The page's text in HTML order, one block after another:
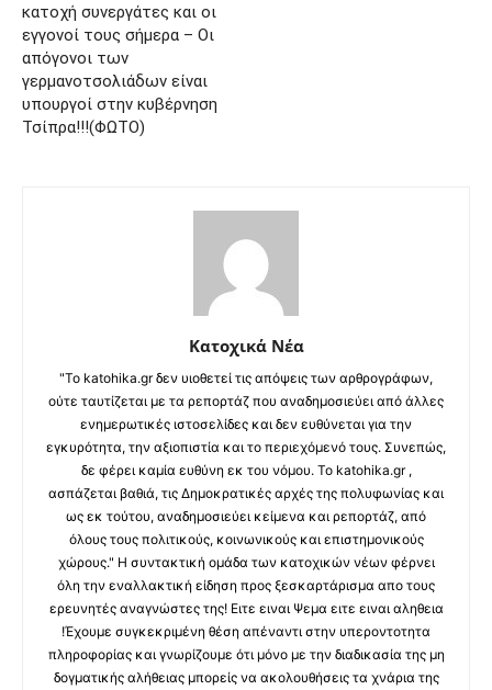
κατοχή συνεργάτες και οι
εγγονοί τους σήμερα – Οι
απόγονοι των
γερμανοτσολιάδων είναι
υπουργοί στην κυβέρνηση
Τσίπρα!!!(ΦΩΤΟ)
Κατοχικά Νέα
"Το katohika.gr δεν υιοθετεί τις απόψεις των αρθρογράφων,
ούτε ταυτίζεται με τα ρεπορτάζ που αναδημοσιεύει από άλλες
ενημερωτικές ιστοσελίδες και δεν ευθύνεται για την
εγκυρότητα, την αξιοπιστία και το περιεχόμενό τους. Συνεπώς,
δε φέρει καμία ευθύνη εκ του νόμου. Το katohika.gr ,
ασπάζεται βαθιά, τις Δημοκρατικές αρχές της πολυφωνίας και
ως εκ τούτου, αναδημοσιεύει κείμενα και ρεπορτάζ, από
όλους τους πολιτικούς, κοινωνικούς και επιστημονικούς
χώρους." Η συντακτική ομάδα των κατοχικών νέων φέρνει
όλη την εναλλακτική είδηση προς ξεσκαρτάρισμα απο τους
ερευνητές αναγνώστες της! Ειτε ειναι Ψεμα ειτε ειναι αληθεια
!Έχουμε συγκεκριμένη θέση απέναντι στην υπεροντοτητα
πληροφορίας και γνωρίζουμε ότι μόνο με την διαδικασία της μη
δογματικής αλήθειας μπορείς να ακολουθήσεις τα χνάρια της